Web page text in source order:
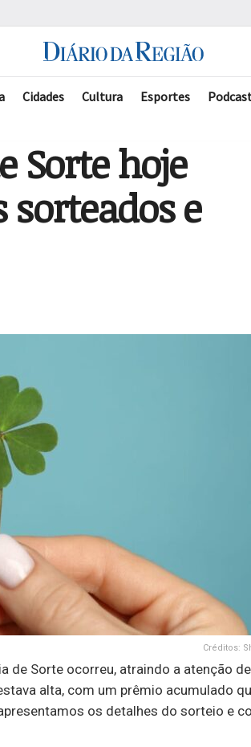
Cidades Cultura Esportes
Sorte hoje
e
Créditos:
de Sorte ocorreu, atraindo a atenção
alta, com um prêmio acumulado
os detalhes do sorteio e